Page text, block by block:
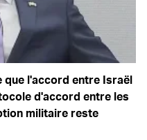
que l'accord entre Israël
d'accord entre les
militaire reste